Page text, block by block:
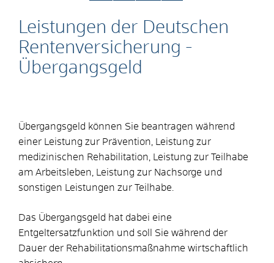
Leistungen der Deutschen
Rentenversicherung -
Übergangsgeld
Übergangsgeld können Sie beantragen während
einer Leistung zur Prävention, Leistung zur
medizinischen Rehabilitation, Leistung zur Teilhabe
am Arbeitsleben, Leistung zur Nachsorge und
sonstigen Leistungen zur Teilhabe.
Das Übergangsgeld hat dabei eine
Entgeltersatzfunktion und soll Sie während der
Dauer der Rehabilitationsmaßnahme wirtschaftlich